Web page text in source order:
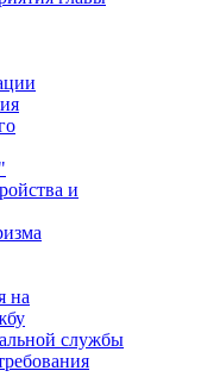
и
на
службы